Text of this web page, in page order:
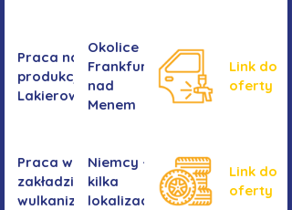
Praca na
produkcji -
Lakierowanie
Okolice
Frankfurtu
nad
Menem
Link do
oferty
Praca w
zakładzie
wulkanizacyjnym
Niemcy -
kilka
lokalizacji
Link do
oferty